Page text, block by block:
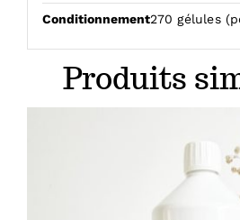
Conditionnement270 gélules
Produits